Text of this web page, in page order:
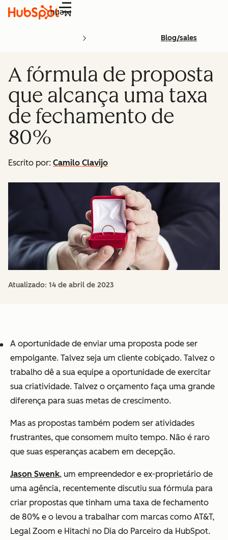
Menu
Blog/sales
A fórmula de proposta
que alcança uma taxa
de fechamento de
80%
Escrito por: Camilo Clavijo
Atualizado: 14 de abril de 2023
A oportunidade de enviar uma proposta pode ser
empolgante. Talvez seja um cliente cobiçado. Talvez o
trabalho dê a sua equipe a oportunidade de exercitar
sua criatividade. Talvez o orçamento faça uma grande
diferença para suas metas de crescimento.
Mas as propostas também podem ser atividades
frustrantes, que consomem muito tempo. Não é raro
que suas esperanças acabem em decepção.
Jason Swenk, um empreendedor e ex-proprietário de
uma agência, recentemente discutiu sua fórmula para
criar propostas que tinham uma taxa de fechamento
de 80% e o levou a trabalhar com marcas como AT&T,
Legal Zoom e Hitachi no Dia do Parceiro da HubSpot.